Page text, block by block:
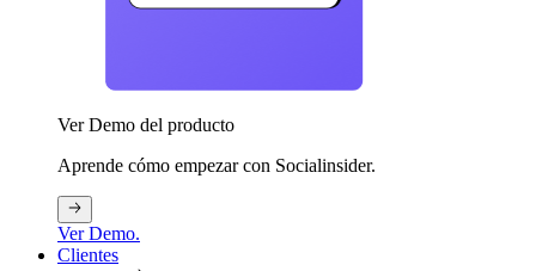
Ver Demo del producto
Aprende cómo empezar con Socialinsider.
Ver Demo.
Clientes